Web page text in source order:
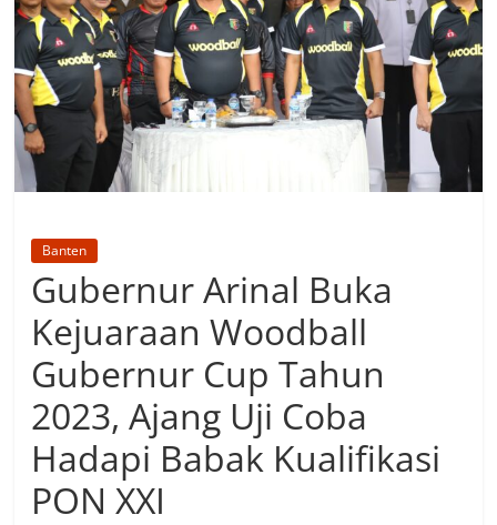
Banten
Gubernur Arinal Buka
Kejuaraan Woodball
Gubernur Cup Tahun
2023, Ajang Uji Coba
Hadapi Babak Kualifikasi
PON XXI